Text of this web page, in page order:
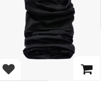
Add to favorites